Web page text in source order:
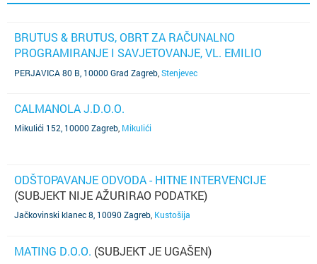
BRUTUS & BRUTUS, OBRT ZA RAČUNALNO
PROGRAMIRANJE I SAVJETOVANJE, VL. EMILIO
BRUTUS, ZAGREB, PERJAVICA 80B
PERJAVICA 80 B, 10000 Grad Zagreb Stenjevec
CALMANOLA J.D.O.O.
Mikulići 152, 10000 Zagreb Mikulići
ODŠTOPAVANJE ODVODA - HITNE INTERVENCIJE
(SUBJEKT NIJE AŽURIRAO PODATKE)
Jačkovinski klanec 8, 10090 Zagreb Kustošija
MATING D.O.O. (SUBJEKT JE UGAŠEN)